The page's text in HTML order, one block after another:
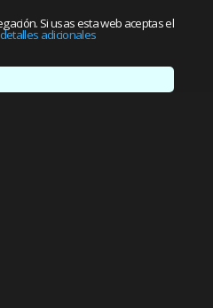
Si usas esta web aceptas el
adicionales